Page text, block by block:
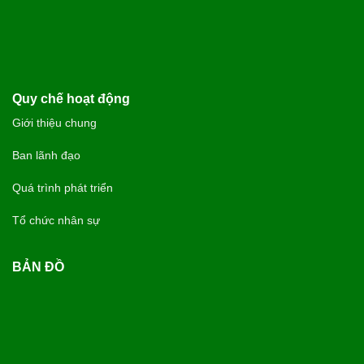
Quy chế hoạt động
Giới thiệu chung
Ban lãnh đạo
Quá trình phát triển
Tổ chức nhân sự
BẢN ĐỒ